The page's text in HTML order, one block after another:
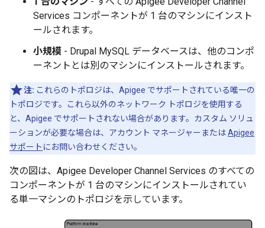
Services コンポーネントが 1 台のマシンにインスト
ールされます。
小規模 - Drupal MySQL データベースは、他のコンポ
ーネントとは別のマシンにインストールされます。
注: これらのトポロジは、Apigee でサポートされている唯一の
トポロジです。これら以外のネットワーク トポロジを使用する
と、Apigee でサポートされない場合があります。カスタム ソリュ
ーションが必要な場合は、アカウント マネージャーまたはApigee
サポート にお問い合わせください。
次の図は、Apigee Developer Channel Services のすべての
コンポーネントが 1 台のマシンにインストールされてい
る単一マシンのトポロジを示しています。